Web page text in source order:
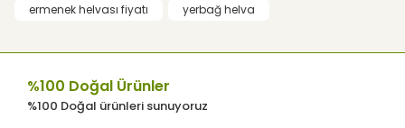
Ürün açıklamasında eksik bilgiler
Ürün fiyatı diğer sitelerden daha pahalı.
Bu ürüne benzer farklı alternatifler olmalı.
ermenek helvası fiyatı
yerbağ helva
%100 Doğal Ürünler
%100 Doğal ürünleri sunuyoruz